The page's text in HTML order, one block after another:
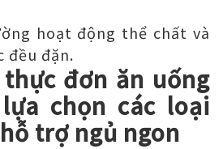
hoạt động thể chất và
đều đặn.
đơn ăn uống
chọn các loại
trợ ngủ ngon